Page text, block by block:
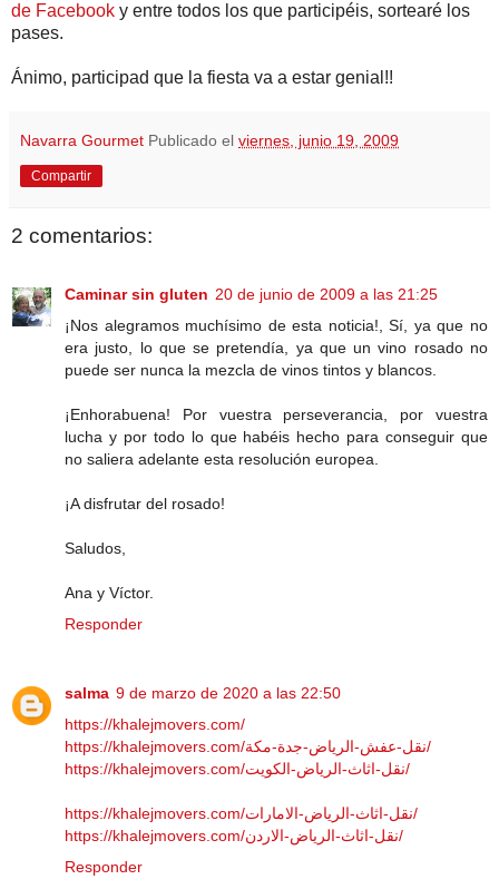
de Facebook y entre todos los que participéis, sortearé los
pases.
Ánimo, participad que la fiesta va a estar genial!!
Navarra Gourmet Publicado el viernes, junio 19, 2009
Compartir
2 comentarios:
Caminar sin gluten 20 de junio de 2009 a las 21:25
¡Nos alegramos muchísimo de esta noticia!, Sí, ya que no
era justo, lo que se pretendía, ya que un vino rosado no
puede ser nunca la mezcla de vinos tintos y blancos.
¡Enhorabuena! Por vuestra perseverancia, por vuestra
lucha y por todo lo que habéis hecho para conseguir que
no saliera adelante esta resolución europea.
¡A disfrutar del rosado!
Saludos,
Ana y Víctor.
Responder
salma 9 de marzo de 2020 a las 22:50
https://khalejmovers.com/
https://khalejmovers.com/نقل-عفش-الرياض-جدة-مكة/
https://khalejmovers.com/نقل-اثاث-الرياض-الكويت/
https://khalejmovers.com/نقل-اثاث-الرياض-الامارات/
https://khalejmovers.com/نقل-اثاث-الرياض-الاردن/
Responder